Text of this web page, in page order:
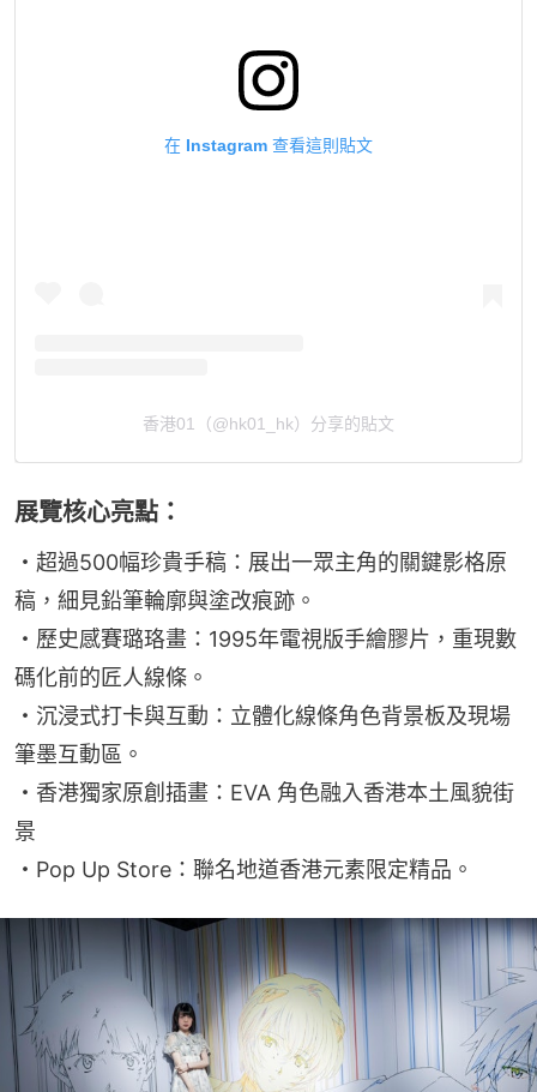
在 Instagram 查看這則貼文
香港01（@hk01_hk）分享的貼文
展覽核心亮點：
・超過500幅珍貴手稿：展出一眾主角的關鍵影格原
稿，細見鉛筆輪廓與塗改痕跡。
・歷史感賽璐珞畫：1995年電視版手繪膠片，重現數
碼化前的匠人線條。
・沉浸式打卡與互動：立體化線條角色背景板及現場
筆墨互動區。
・香港獨家原創插畫：EVA 角色融入香港本土風貌街
景
・Pop Up Store：聯名地道香港元素限定精品。